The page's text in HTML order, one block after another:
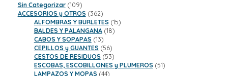
Sin Categorizar 109109
productos
ACCESORIOS y OTROS 362362
productos
ALFOMBRAS Y BURLETES 1515
BALDES Y PALANGANA 1818
CABOS Y SOPAPAS 1313
productos
CEPILLOS y GUANTES 5656
productos
CESTOS DE RESIDUOS 5353
productos
ESCOBAS, ESCOBILLONES y PLUMEROS 5151
LAMPAZOS Y MOPAS 4444